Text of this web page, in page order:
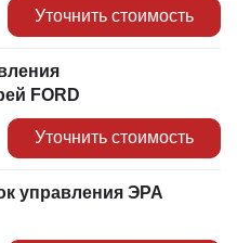
Уточнить стоимость
FORD
Уточнить стоимость
управления ЭРА